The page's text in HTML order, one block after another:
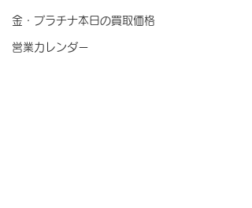
金・プラチナ本日の買取価格
営業カレンダー